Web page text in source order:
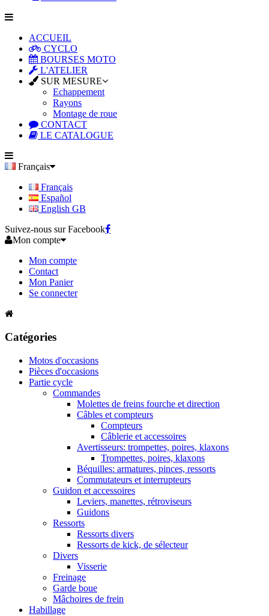
ACCUEIL
CYCLO
BOURSES MOTO
L'ATELIER
SUR MESURE
Echappement
Rayons
Montage de roue
CONTACT
LE CATALOGUE
Français
Français
Español
English GB
Suivez-nous sur Facebook
Mon compte
Mon compte
Contact
Mon Panier
Se connecter
Catégories
Motos d'occasions
Pièces d'occasions
Partie cycle
Commandes
Molettes de freins fourche et direction
Câbles et compteurs
Compteurs
Câblerie et accessoires
Avertisseurs: trompettes, poires, klaxons
Trompettes, poires, klaxons
Béquilles: armatures, pinces, ressorts
Commutateurs et interrupteurs
Guidon et accessoires
Leviers, manettes, rétroviseurs
Guidons
Ressorts
Ressorts divers
Ressorts de kick, de sélecteur
Divers
Visserie
Freinage
Garde boue
Mâchoires de frein
Habillage